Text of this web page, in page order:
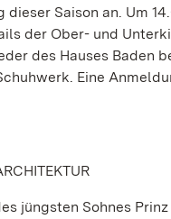
Saison an. Um
der Ober- und
des Hauses Baden
Eine
jüngsten Sohnes